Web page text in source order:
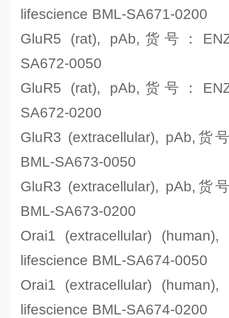
lifescience BML-SA671-0200
GluR5 (rat), pAb,货号：
SA672-0050
GluR5 (rat), pAb,货号：
SA672-0200
GluR3 (extracellular), pAb,货
BML-SA673-0050
GluR3 (extracellular), pAb,货
BML-SA673-0200
Orai1 (extracellular)
lifescience BML-SA674-0050
Orai1 (extracellular)
lifescience BML-SA674-0200